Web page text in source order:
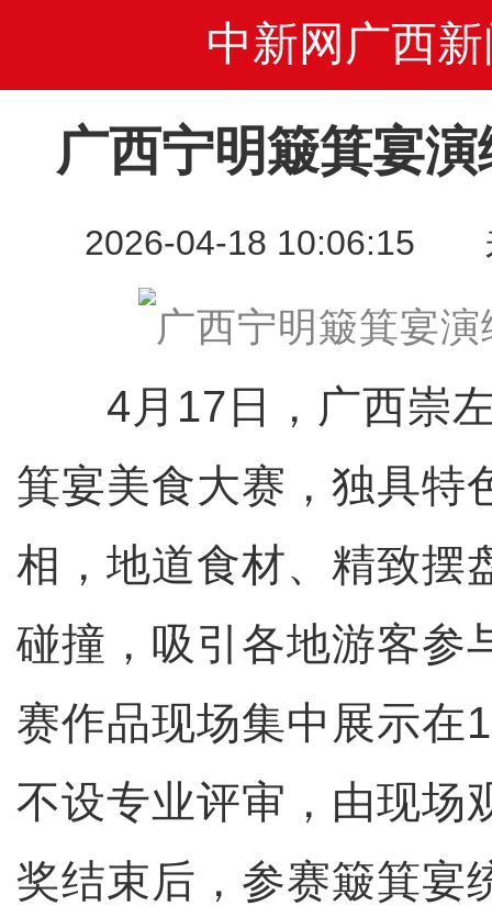
中新网广西新
广西宁明簸箕宴
2026-04-18 10:06:15
4月17日，广西崇左
箕宴美食大赛，独具特
相，地道食材、精致摆
碰撞，吸引各地游客参
赛作品现场集中展示在
不设专业评审，由现场
奖结束后，参赛簸箕宴